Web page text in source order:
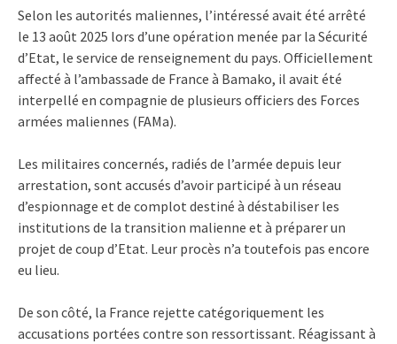
Selon les autorités maliennes, l’intéressé avait été arrêté
le 13 août 2025 lors d’une opération menée par la Sécurité
d’Etat, le service de renseignement du pays. Officiellement
affecté à l’ambassade de France à Bamako, il avait été
interpellé en compagnie de plusieurs officiers des Forces
armées maliennes (FAMa).
Les militaires concernés, radiés de l’armée depuis leur
arrestation, sont accusés d’avoir participé à un réseau
d’espionnage et de complot destiné à déstabiliser les
institutions de la transition malienne et à préparer un
projet de coup d’Etat. Leur procès n’a toutefois pas encore
eu lieu.
De son côté, la France rejette catégoriquement les
accusations portées contre son ressortissant. Réagissant à